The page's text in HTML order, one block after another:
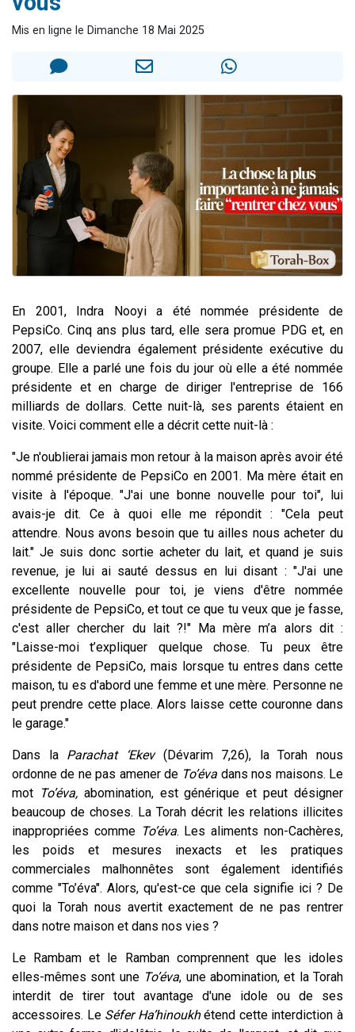
Ariel vient de donner son Maasser
Eva vient de donner son Maasser
Mis en ligne le Dimanche 18 Mai 2025
En 2001, Indra Nooyi a été nommée présidente de
PepsiCo. Cinq ans plus tard, elle sera promue PDG et, en
2007, elle deviendra également présidente exécutive du
groupe. Elle a parlé une fois du jour où elle a été nommée
présidente et en charge de diriger l'entreprise de 166
milliards de dollars. Cette nuit-là, ses parents étaient en
visite. Voici comment elle a décrit cette nuit-là :
"Je n'oublierai jamais mon retour à la maison après avoir été
nommé présidente de PepsiCo en 2001. Ma mère était en
visite à l'époque. "J'ai une bonne nouvelle pour toi", lui
avais-je dit. Ce à quoi elle me répondit : "Cela peut
attendre. Nous avons besoin que tu ailles nous acheter du
lait." Je suis donc sortie acheter du lait, et quand je suis
revenue, je lui ai sauté dessus en lui disant : "J'ai une
excellente nouvelle pour toi, je viens d'être nommée
présidente de PepsiCo, et tout ce que tu veux que je fasse,
c'est aller chercher du lait ?!" Ma mère m’a alors dit :
"Laisse-moi t’expliquer quelque chose. Tu peux être
présidente de PepsiCo, mais lorsque tu entres dans cette
maison, tu es d'abord une femme et une mère. Personne ne
peut prendre cette place. Alors laisse cette couronne dans
le garage."
Dans la Parachat ‘Ekev(Dévarim 7,26), la Torah nous
ordonne de ne pas amener de To’éva dans nos maisons. Le
mot To’éva,abomination, est générique et peut désigner
beaucoup de choses. La Torah décrit les relations illicites
inappropriées comme To’éva. Les aliments non-Cachères,
les poids et mesures inexacts et les pratiques
commerciales malhonnêtes sont également identifiés
comme "To’éva". Alors, qu'est-ce que cela signifie ici ? De
quoi la Torah nous avertit exactement de ne pas rentrer
dans notre maison et dans nos vies ?
Le Rambam et le Ramban comprennent que les idoles
elles-mêmes sont une To’éva, une abomination, et la Torah
interdit de tirer tout avantage d'une idole ou de ses
accessoires. Le Séfer Ha’hinoukhétend cette interdiction à